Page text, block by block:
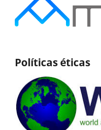
Políticas éticas